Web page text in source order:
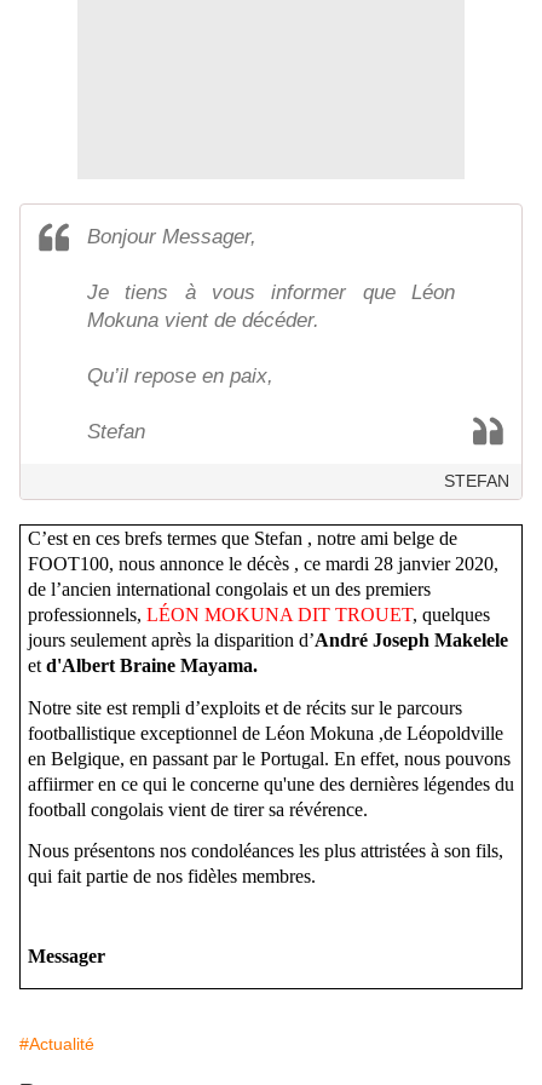
Bonjour Messager,
Je tiens à vous informer que Léon
Mokuna vient de décéder.
Qu’il repose en paix,
Stefan
STEFAN
C’est en ces brefs termes que Stefan , notre ami belge de
FOOT100, nous annonce le décès , ce mardi 28 janvier 2020,
de l’ancien international congolais et un des premiers
professionnels, LÉON MOKUNA DIT TROUET, quelques
jours seulement après la disparition d’André Joseph Makelele
et d'Albert Braine Mayama.
Notre site est rempli d’exploits et de récits sur le parcours
footballistique exceptionnel de Léon Mokuna ,de Léopoldville
en Belgique, en passant par le Portugal. En effet, nous pouvons
affiirmer en ce qui le concerne qu'une des dernières légendes du
football congolais vient de tirer sa révérence.
Nous présentons nos condoléances les plus attristées à son fils,
qui fait partie de nos fidèles membres.
Messager
#Actualité